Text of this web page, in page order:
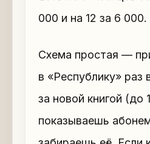
000 и на 12 за 6 000.
Схема простая —
в «Республику» раз
за новой книгой (до
показываешь